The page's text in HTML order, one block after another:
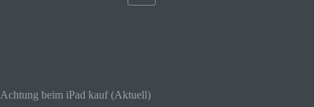
Achtung beim iPad kauf (Aktuell)